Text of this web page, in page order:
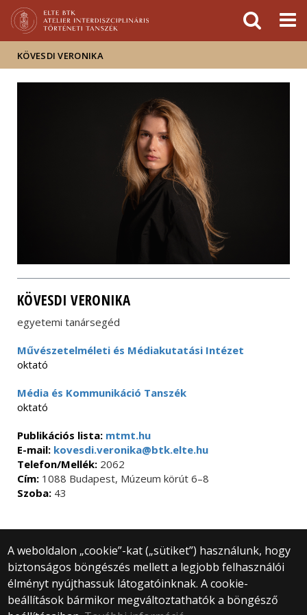
Hírek
Események
ELTE a
sajtóban
KÖVESDI VERONIKA
KÖVESDI VERONIKA
egyetemi tanársegéd
Művészetelméleti és Médiakutatási Intézet
oktató
Média és Kommunikáció Tanszék
oktató
Publikációs lista: mtmt.hu
E-mail: kovesdi.veronika@btk.elte.hu
Telefon/Mellék: 2062
Cím: 1088 Budapest, Múzeum körút 6–8
Szoba: 43
A weboldalon „cookie”-kat („sütiket”) használunk, hogy
biztonságos böngészés mellett a legjobb felhasználói
élményt nyújthassuk látogatóinknak. A cookie-
beállítások bármikor megváltoztathatók a böngésző
© 2025 Eötvös Loránd Tudományegyetem
Minden jog fenntartva.
1053 Budapest, Egyetem tér 1–3.